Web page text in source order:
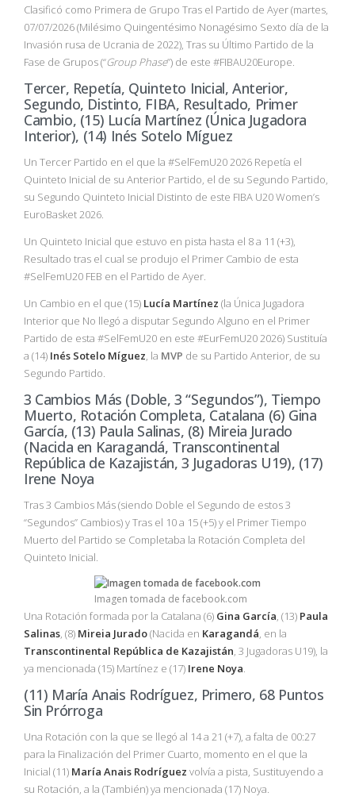
Clasificó como Primera de Grupo Tras el Partido de Ayer (martes,
07/07/2026 (Milésimo Quingentésimo Nonagésimo Sexto día de la
Invasión rusa de Ucrania de 2022), Tras su Último Partido de la
Fase de Grupos (“Group Phase”) de este #FIBAU20Europe.
Tercer, Repetía, Quinteto Inicial, Anterior,
Segundo, Distinto, FIBA, Resultado, Primer
Cambio, (15) Lucía Martínez (Única Jugadora
Interior), (14) Inés Sotelo Míguez
Un Tercer Partido en el que la #SelFemU20 2026 Repetía el
Quinteto Inicial de su Anterior Partido, el de su Segundo Partido,
su Segundo Quinteto Inicial Distinto de este FIBA U20 Women’s
EuroBasket 2026.
Un Quinteto Inicial que estuvo en pista hasta el 8 a 11 (+3),
Resultado tras el cual se produjo el Primer Cambio de esta
#SelFemU20 FEB en el Partido de Ayer.
Un Cambio en el que (15) Lucía Martínez (la Única Jugadora
Interior que No llegó a disputar Segundo Alguno en el Primer
Partido de esta #SelFemU20 en este #EurFemU20 2026) Sustituía
a (14) Inés Sotelo Míguez, la MVP de su Partido Anterior, de su
Segundo Partido.
3 Cambios Más (Doble, 3 “Segundos”), Tiempo
Muerto, Rotación Completa, Catalana (6) Gina
García, (13) Paula Salinas, (8) Mireia Jurado
(Nacida en Karagandá, Transcontinental
República de Kazajistán, 3 Jugadoras U19), (17)
Irene Noya
Tras 3 Cambios Más (siendo Doble el Segundo de estos 3
“Segundos” Cambios) y Tras el 10 a 15 (+5) y el Primer Tiempo
Muerto del Partido se Completaba la Rotación Completa del
Quinteto Inicial.
Imagen tomada de facebook.com
Una Rotación formada por la Catalana (6) Gina García, (13) Paula
Salinas, (8) Mireia Jurado(Nacida en Karagandá, en la
Transcontinental República de Kazajistán, 3 Jugadoras U19), la
ya mencionada (15) Martínez e (17) Irene Noya.
(11) María Anais Rodríguez, Primero, 68 Puntos
Sin Prórroga
Una Rotación con la que se llegó al 14 a 21 (+7), a falta de 00:27
para la Finalización del Primer Cuarto, momento en el que la
Inicial (11) María Anais Rodríguez volvía a pista, Sustituyendo a
su Rotación, a la (También) ya mencionada (17) Noya.